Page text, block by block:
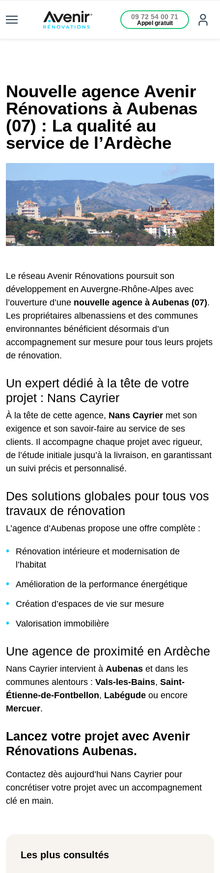
09 72 54 00 71
Appel gratuit
Nouvelle agence Avenir
Rénovations à Aubenas
(07) : La qualité au
service de l’Ardèche
Le réseau Avenir Rénovations poursuit son
développement en Auvergne-Rhône-Alpes avec
l’ouverture d’une nouvelle agence à Aubenas (07).
Les propriétaires albenassiens et des communes
environnantes bénéficient désormais d’un
accompagnement sur mesure pour tous leurs projets
de rénovation.
Un expert dédié à la tête de votre
projet : Nans Cayrier
À la tête de cette agence, Nans Cayrier met son
exigence et son savoir-faire au service de ses
clients. Il accompagne chaque projet avec rigueur,
de l’étude initiale jusqu’à la livraison, en garantissant
un suivi précis et personnalisé.
Des solutions globales pour tous vos
travaux de rénovation
L’agence d’Aubenas propose une offre complète :
Rénovation intérieure et modernisation de
l’habitat
Amélioration de la performance énergétique
Création d’espaces de vie sur mesure
Valorisation immobilière
Une agence de proximité en Ardèche
Nans Cayrier intervient à Aubenas et dans les
communes alentours : Vals-les-Bains, Saint-
Étienne-de-Fontbellon, Labégude ou encore
Mercuer.
Lancez votre projet avec Avenir
Rénovations Aubenas.
Contactez dès aujourd’hui Nans Cayrier pour
concrétiser votre projet avec un accompagnement
clé en main.
Les plus consultés